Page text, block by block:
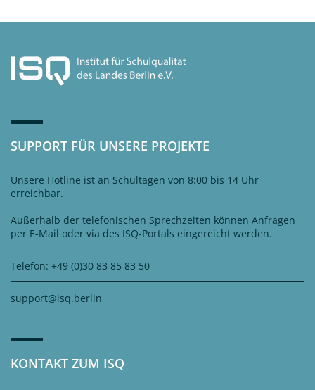
SUPPORT FÜR UNSERE PROJEKTE
Unsere Hotline ist an Schultagen von 8:00 bis 14 Uhr
erreichbar.
Außerhalb der telefonischen Sprechzeiten können Anfragen
per E-Mail oder via des ISQ-Portals eingereicht werden.
Telefon: +49 (0)30 83 85 83 50
support@isq.berlin
KONTAKT ZUM ISQ